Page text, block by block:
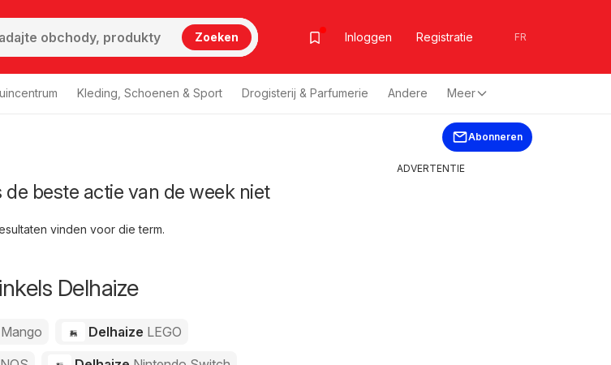
Zoeken Inloggen Registratie FR
Kleding, Schoenen & Sport Drogisterij & Parfumerie Andere Meer
Abonneren
beste actie van de week niet
vinden voor die term.
Delhaize
Mango Delhaize LEGO
ADVERTENTIE